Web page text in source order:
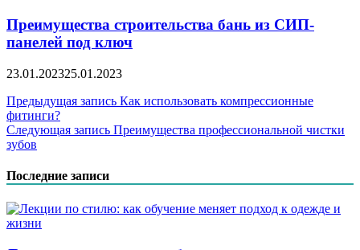
Преимущества строительства бань из СИП-
панелей под ключ
23.01.202325.01.2023
Навигация
по
записям
Предыдущая запись Как использовать компрессионные
фитинги?
Следующая запись Преимущества профессиональной чистки
зубов
Последние записи